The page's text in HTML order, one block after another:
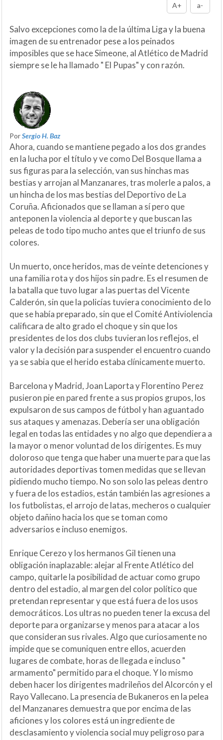
A+ a-
Salvo excepciones como la de la última Liga y la buena
imagen de su entrenador pese a los peinados
imposibles que se hace Simeone, al Atlético de Madrid
siempre se le ha llamado " El Pupas" y con razón.
PorSergio H. Baz
Ahora, cuando se mantiene pegado a los dos grandes
en la lucha por el título y ve como Del Bosque llama a
sus figuras para la selección, van sus hinchas mas
bestias y arrojan al Manzanares, tras molerle a palos, a
un hincha de los mas bestias del Deportivo de La
Coruña. Aficionados que se llaman a sí pero que
anteponen la violencia al deporte y que buscan las
peleas de todo tipo mucho antes que el triunfo de sus
colores.
Un muerto, once heridos, mas de veinte detenciones y
una familia rota y dos hijos sin padre. Es el resumen de
la batalla que tuvo lugar a las puertas del Vicente
Calderón, sin que la policías tuviera conocimiento de lo
que se había preparado, sin que el Comité Antiviolencia
calificara de alto grado el choque y sin que los
presidentes de los dos clubs tuvieran los reflejos, el
valor y la decisión para suspender el encuentro cuando
ya se sabia que el herido estaba clínicamente muerto.
Barcelona y Madrid, Joan Laporta y Florentino Perez
pusieron pie en pared frente a sus propios grupos, los
expulsaron de sus campos de fútbol y han aguantado
sus ataques y amenazas. Debería ser una obligación
legal en todas las entidades y no algo que dependiera a
la mayor o menor voluntad de los dirigentes. Es muy
doloroso que tenga que haber una muerte para que las
autoridades deportivas tomen medidas que se llevan
pidiendo mucho tiempo. No son solo las peleas dentro
y fuera de los estadios, están también las agresiones a
los futbolistas, el arrojo de latas, mecheros o cualquier
objeto dañino hacia los que se toman como
adversarios e incluso enemigos.
Enrique Cerezo y los hermanos Gil tienen una
obligación inaplazable: alejar al Frente Atlético del
campo, quitarle la posibilidad de actuar como grupo
dentro del estadio, al margen del color político que
pretendan representar y que está fuera de los usos
democráticos. Los ultras no pueden tener la excusa del
deporte para organizarse y menos para atacar a los
que consideran sus rivales. Algo que curiosamente no
impide que se comuniquen entre ellos, acuerden
lugares de combate, horas de llegada e incluso "
armamento" permitido para el choque. Y lo mismo
deben hacer los dirigentes madrileños del Alcorcón y el
Rayo Vallecano. La presencia de Bukaneros en la pelea
del Manzanares demuestra que por encima de las
aficiones y los colores está un ingrediente de
desclasamiento y violencia social muy peligroso para